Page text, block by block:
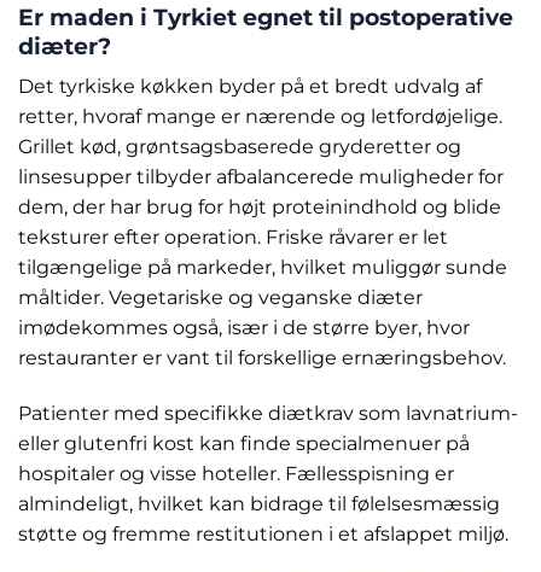
Er maden i Tyrkiet egnet til postoperative
diæter?
Det tyrkiske køkken byder på et bredt udvalg af
retter, hvoraf mange er nærende og letfordøjelige.
Grillet kød, grøntsagsbaserede gryderetter og
linsesupper tilbyder afbalancerede muligheder for
dem, der har brug for højt proteinindhold og blide
teksturer efter operation. Friske råvarer er let
tilgængelige på markeder, hvilket muliggør sunde
måltider. Vegetariske og veganske diæter
imødekommes også, især i de større byer, hvor
restauranter er vant til forskellige ernæringsbehov.
Patienter med specifikke diætkrav som lavnatrium-
eller glutenfri kost kan finde specialmenuer på
hospitaler og visse hoteller. Fællesspisning er
almindeligt, hvilket kan bidrage til følelsesmæssig
støtte og fremme restitutionen i et afslappet miljø.